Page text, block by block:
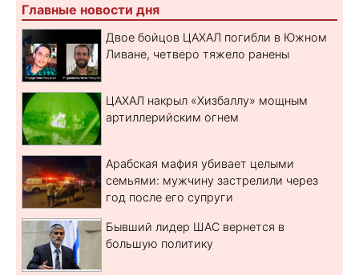
Главные новости дня
Двое бойцов ЦАХАЛ погибли в Южном
Ливане, четверо тяжело ранены
ЦАХАЛ накрыл «Хизбаллу» мощным
артиллерийским огнем
Арабская мафия убивает целыми
семьями: мужчину застрелили через
год после его супруги
Бывший лидер ШАС вернется в
большую политику